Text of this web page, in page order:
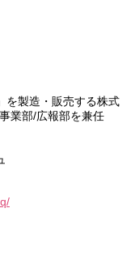
を製造・販売する株式
業部/広報部を兼任